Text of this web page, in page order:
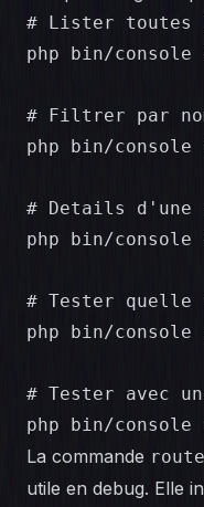
# Lister toutes
php bin/console
# Filtrer par
php bin/
# Details d'une
php bin/console
# Tester quelle
php bin/
# Tester avec
php bin/console
La commande
utile en debug. Elle